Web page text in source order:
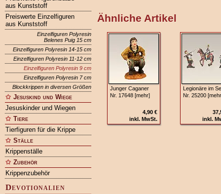
aus Kunststoff
Preiswerte Einzelfiguren
aus Kunststoff
Einzelfiguren Polyresin
Belenes Puig 15 cm
Einzelfiguren Polyresin 14-15 cm
Einzelfiguren Polyresin 11-12 cm
Einzelfiguren Polyresin 9 cm
Einzelfiguren Polyresin 7 cm
Blockkrippen in diversen Größen
Jesuskind und Wiege
Jesuskinder und Wiegen
Tiere
Tierfiguren für die Krippe
Ställe
Krippenställe
Zubehör
Krippenzubehör
Devotionalien
Ähnliche Artikel
Junger Caganer
Nr. 17648 [mehr]
4,90 €
inkl. MwSt.
Legionäre im
Nr. 25200
inkl.